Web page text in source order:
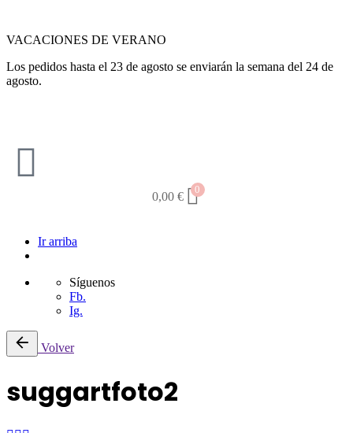
VACACIONES DE VERANO
Los pedidos hasta el 23 de agosto se enviarán la semana del 24 de
agosto.
0,00 €
0
Ir arriba
Síguenos
Fb.
Ig.
Volver
suggartfoto2